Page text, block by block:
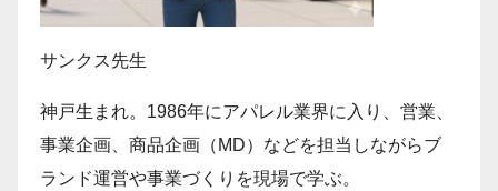
サンクス先生
神戸生まれ。1986年にアパレル業界に入り、営業、
事業企画、商品企画（MD）などを担当しながらブ
ランド運営や事業づくりを現場で学ぶ。